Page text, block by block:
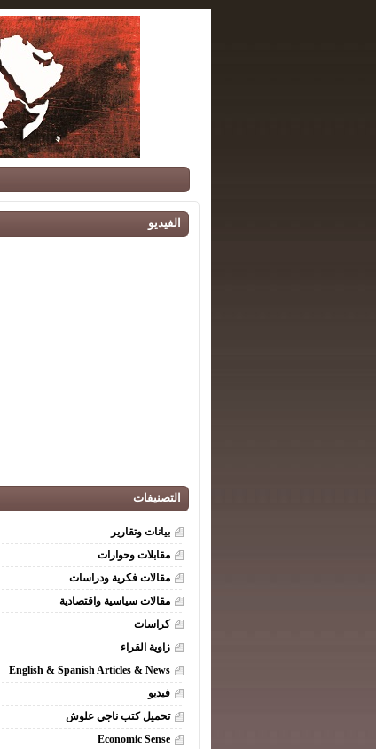
الفيديو
التصنيفات
بيانات وتقارير
مقابلات وحوارات
مقالات فكرية ودراسات
مقالات سياسية واقتصادية
كراسات
زاوية القراء
English & Spanish Articles & News
فيديو
تحميل كتب ناجي علوش
Economic Sense